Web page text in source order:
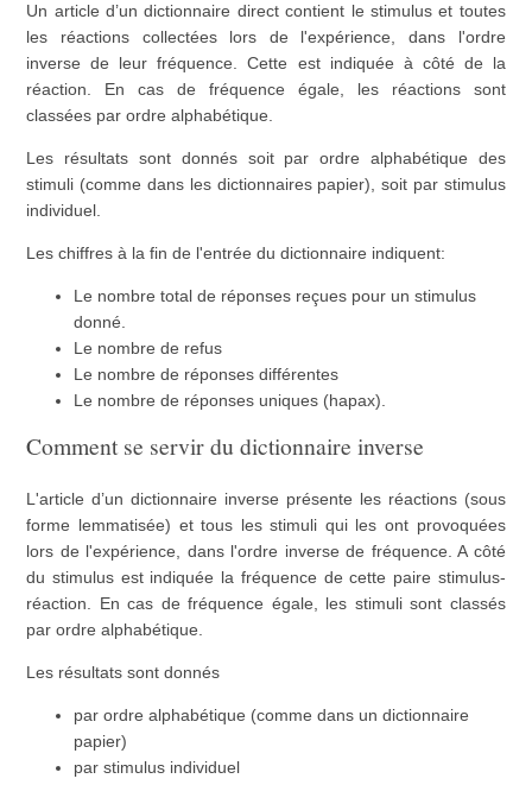
Un article d’un dictionnaire direct contient le stimulus et toutes
les réactions collectées lors de l'expérience, dans l'ordre
inverse de leur fréquence. Cette est indiquée à côté de la
réaction. En cas de fréquence égale, les réactions sont
classées par ordre alphabétique.
Les résultats sont donnés soit par ordre alphabétique des
stimuli (comme dans les dictionnaires papier), soit par stimulus
individuel.
Les chiffres à la fin de l'entrée du dictionnaire indiquent:
Le nombre total de réponses reçues pour un stimulus
donné.
Le nombre de refus
Le nombre de réponses différentes
Le nombre de réponses uniques (hapax).
Comment se servir du dictionnaire inverse
L'article d’un dictionnaire inverse présente les réactions (sous
forme lemmatisée) et tous les stimuli qui les ont provoquées
lors de l'expérience, dans l'ordre inverse de fréquence. A côté
du stimulus est indiquée la fréquence de cette paire stimulus-
réaction. En cas de fréquence égale, les stimuli sont classés
par ordre alphabétique.
Les résultats sont donnés
par ordre alphabétique (comme dans un dictionnaire
papier)
par stimulus individuel